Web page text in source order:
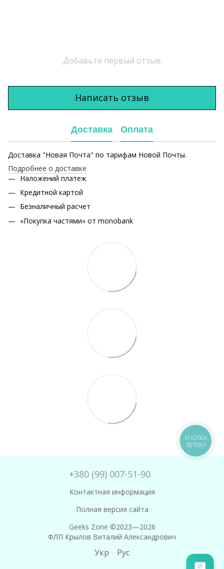
Добавьте первый отзыв
Написать отзыв
Доставка Оплата
Доставка "Новая Почта" по тарифам Новой Почты.
Подробнее о доставке
Наложений платеж
Кредитной картой
Безналичный расчет
«Покупка частями» от monobank
+380 (99) 007-51-90
Контактная информация
Полная версия сайта
Geeks Zone ©2023—2026
ФЛП Крылов Виталий Александрович
Укр Рус